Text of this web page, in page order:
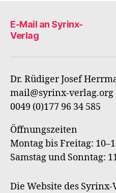
E-Mail an Syrinx-
Verlag
Dr. Rüdiger Josef
mail@syrinx-verlag.org
0049 (0)177 96 34 585
Öffnungszeiten
Montag bis Freitag:
Samstag und Sonntag:
Die Website des